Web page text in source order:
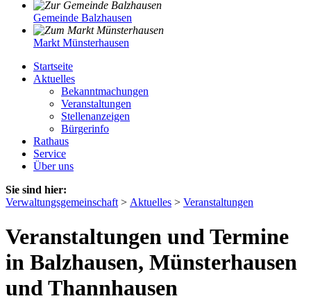
Gemeinde Balzhausen
Markt Münsterhausen
Startseite
Aktuelles
Bekanntmachungen
Veranstaltungen
Stellenanzeigen
Bürgerinfo
Rathaus
Service
Über uns
Sie sind hier:
Verwaltungsgemeinschaft > Aktuelles > Veranstaltungen
Veranstaltungen und Termine
in Balzhausen, Münsterhausen
und Thannhausen